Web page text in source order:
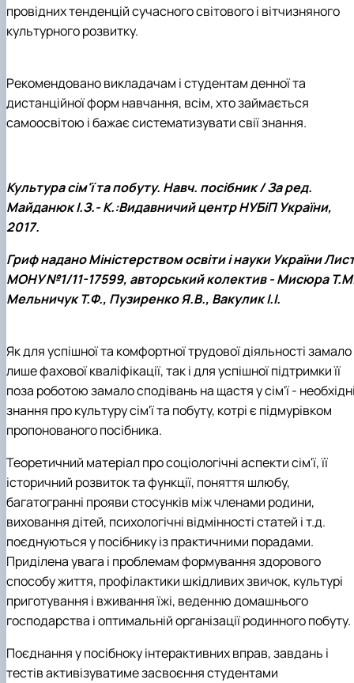
провідних тенденцій сучасного світового і вітчизняного
культурного розвитку.
Рекомендовано викладачам і студентам денної та
дистанційної форм навчання, всім, хто займається
самоосвітою і бажає систематизувати свії знання.
Культура сім'ї та побуту. Навч. посібник / За ред.
Майданюк І.З.- К.:Видавничий центр НУБіП України,
2017.
Гриф надано Міністерством освіти і науки України
МОНУ №1/11-17599, авторський колектив - Мисюра
Мельничук Т.Ф., Пузиренко Я.В., Вакулик І.І.
Як для успішної та комфортної трудової діяльності замало
лише фахової кваліфікації, так і для успішної підтримки її
поза роботою замало сподівань на щастя у сім'ї -
знання про культуру сім'ї та побуту, котрі є підмурівком
пропонованого посібника.
Теоретичний матеріал про соціологічні аспекти сім'ї, її
історичний розвиток та функції, поняття шлюбу,
багатогранні прояви стосунків між членами родини,
виховання дітей, психологічні відмінності статей і т.д.
поєднуються у посібнику із практичними порадами.
Приділена увага і проблемам формування здорового
способу життя, профілактики шкідливих звичок, культурі
приготування і вживання їжі, веденню домашнього
господарства і оптимальній організації родинного побуту.
Поєднання у посібноку інтерактивних вправ, завдань і
тестів активізуватиме засвоєння студентами